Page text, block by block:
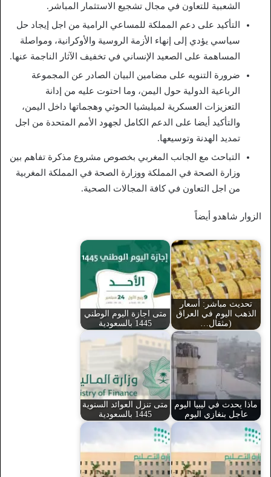
الشعبية للتعاون في مجال تشجيع الاستثمار المباشر.
التأكيد على دعم المملكة للمساعي الرامية من اجل إيجاد حل
سياسي يؤدي إلى إنهاء الأزمة الروسية والأوكرانية، ومواصلة
المساهمة على الصعيد الإنساني في تخفيف الآثار الناجمة عنها.
ضرورة التنويه على مضامين البيان الصادر عن المجموعة
الرباعية الدولية حول اليمن، وما احتوت عليه من إدانة
التعزيزات العسكرية لميليشيا الحوثي وهجماتها داخل اليمن،
والتأكيد أيضا على الدعم الكامل لجهود الأمم المتحدة من اجل
تمديد الهدنة وتوسيعها.
التباحث مع الجانب المغربي بخصوص مشروع مذكرة تفاهم بين
وزارة الصحة في المملكة ووزارة الصحة في المملكة المغربية
من اجل التعاون في كافة المجالات الصحية.
الزوار شاهدو أيضاً
تحديث مباشر: أسعار
الذهب اليوم في العراق
(مثقال…
متى اجازة اليوم الوطني
1445 بالسعودية
ماذا يحدث في ليبيا اليوم
عاجل بنغازي اليوم
متى تنزل العوائد السنوية
1445 بالسعودية